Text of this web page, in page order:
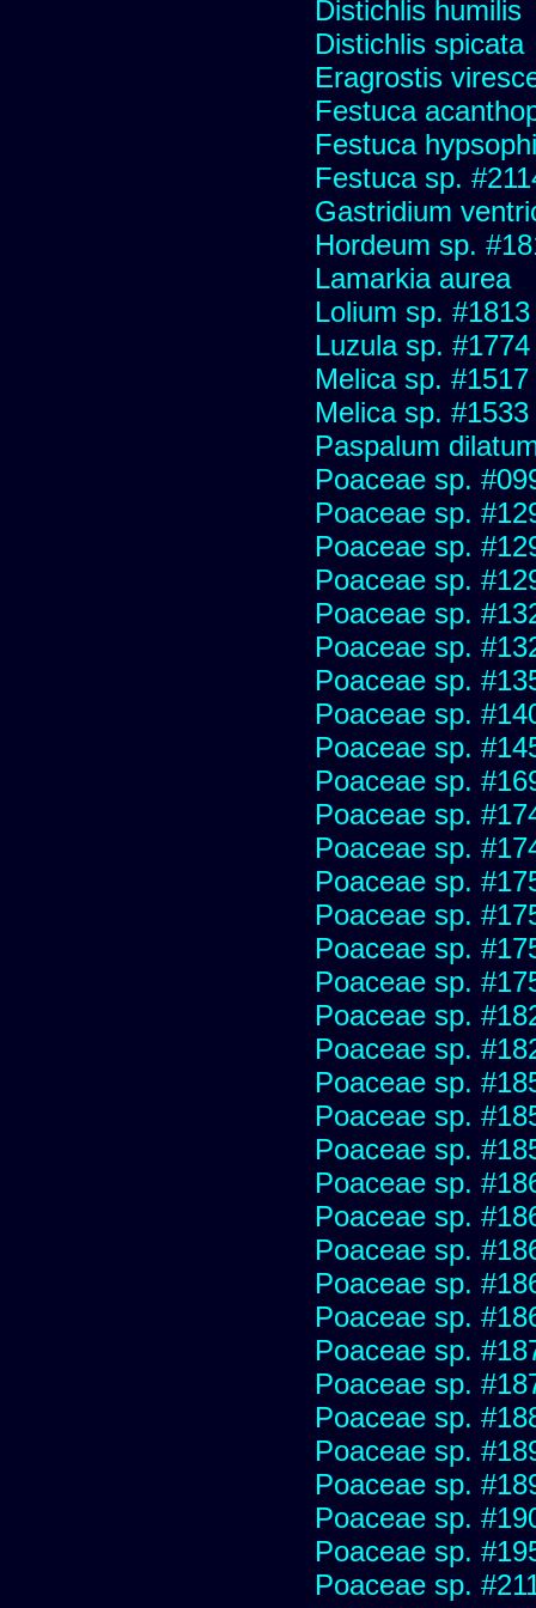
Distichlis humilis
Distichlis spicata
Eragrostis
Festuca
Festuca
Festuca sp.
Gastridium
Hordeum sp.
Lamarkia aurea
Lolium sp. #1813
Luzula sp. #1774
Melica sp. #1517
Melica sp. #1533
Paspalum
Poaceae sp.
Poaceae sp.
Poaceae sp.
Poaceae sp.
Poaceae sp.
Poaceae sp.
Poaceae sp.
Poaceae sp.
Poaceae sp.
Poaceae sp.
Poaceae sp.
Poaceae sp.
Poaceae sp.
Poaceae sp.
Poaceae sp.
Poaceae sp.
Poaceae sp.
Poaceae sp.
Poaceae sp.
Poaceae sp.
Poaceae sp.
Poaceae sp.
Poaceae sp.
Poaceae sp.
Poaceae sp.
Poaceae sp.
Poaceae sp.
Poaceae sp.
Poaceae sp.
Poaceae sp.
Poaceae sp.
Poaceae sp.
Poaceae sp.
Poaceae sp.